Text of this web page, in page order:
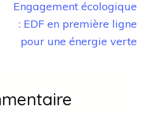
Engagement écologique
: EDF en première ligne
pour une énergie verte